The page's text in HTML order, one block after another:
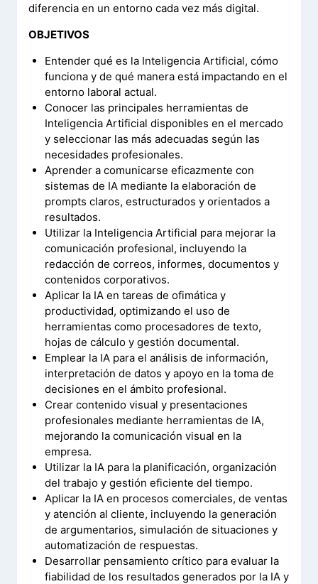
diferencia en un entorno cada vez más digital.
OBJETIVOS
Entender qué es la Inteligencia Artificial, cómo
funciona y de qué manera está impactando en el
entorno laboral actual.
Conocer las principales herramientas de
Inteligencia Artificial disponibles en el mercado
y seleccionar las más adecuadas según las
necesidades profesionales.
Aprender a comunicarse eficazmente con
sistemas de IA mediante la elaboración de
prompts claros, estructurados y orientados a
resultados.
Utilizar la Inteligencia Artificial para mejorar la
comunicación profesional, incluyendo la
redacción de correos, informes, documentos y
contenidos corporativos.
Aplicar la IA en tareas de ofimática y
productividad, optimizando el uso de
herramientas como procesadores de texto,
hojas de cálculo y gestión documental.
Emplear la IA para el análisis de información,
interpretación de datos y apoyo en la toma de
decisiones en el ámbito profesional.
Crear contenido visual y presentaciones
profesionales mediante herramientas de IA,
mejorando la comunicación visual en la
empresa.
Utilizar la IA para la planificación, organización
del trabajo y gestión eficiente del tiempo.
Aplicar la IA en procesos comerciales, de ventas
y atención al cliente, incluyendo la generación
de argumentarios, simulación de situaciones y
automatización de respuestas.
Desarrollar pensamiento crítico para evaluar la
fiabilidad de los resultados generados por la IA y